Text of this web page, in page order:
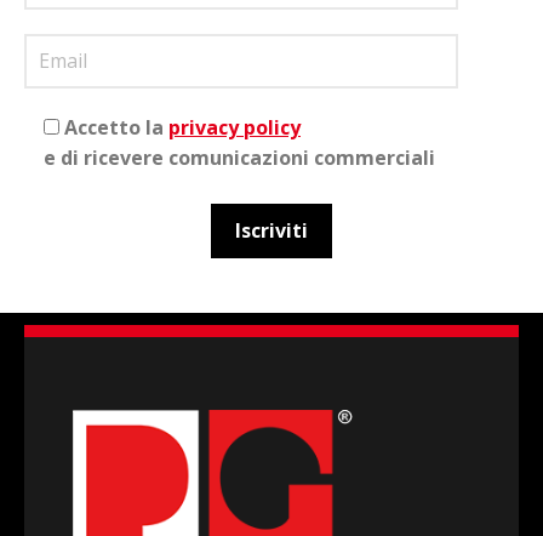
Accetto la privacy policy
e di ricevere comunicazioni commerciali